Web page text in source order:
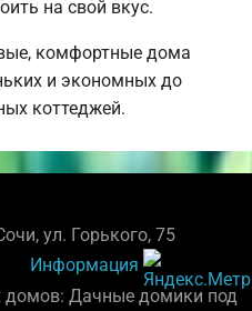
на свой вкус.
комфортные дома
и экономных до
коттеджей.
ул. Горького, 75
Информация
домов: Дачные домики под